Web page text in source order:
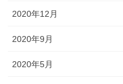
2020年12月
2020年9月
2020年5月